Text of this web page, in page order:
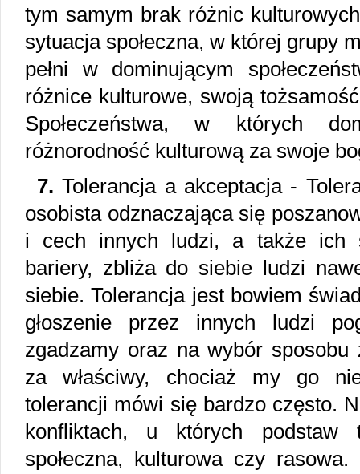
tym samym brak różnic
sytuacja społeczna, w której grupy
pełni w dominującym
różnice kulturowe, swoją
Społeczeństwa, w których
różnorodność kulturową za swoje
7. Tolerancja a akceptacja -
osobista odznaczająca się
i cech innych ludzi, a także ich
bariery, zbliża do siebie ludzi
siebie. Tolerancja jest bowiem
głoszenie przez innych ludzi
zgadzamy oraz na wybór
za właściwy, chociaż my go
tolerancji mówi się bardzo często.
konfliktach, u których podstaw
społeczna, kulturowa czy